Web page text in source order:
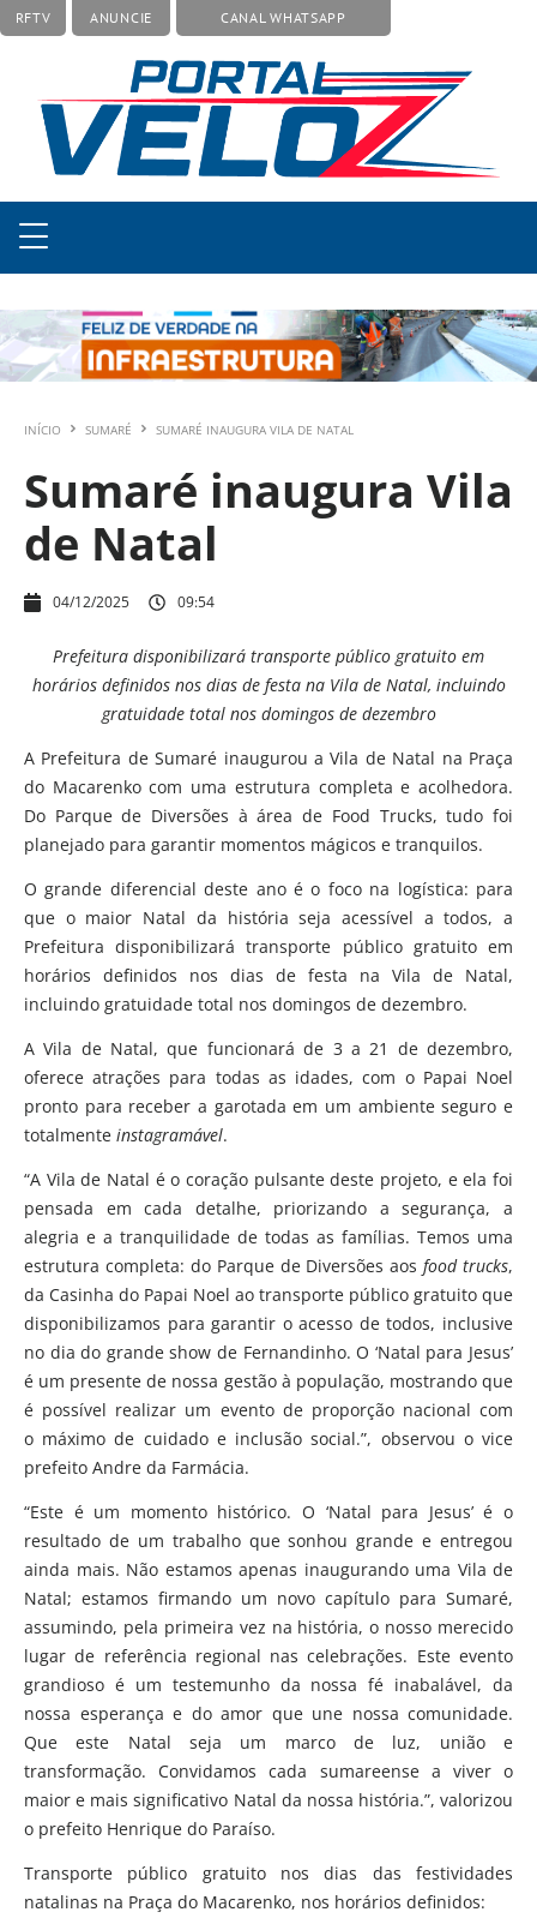
RFTV ANUNCIE CANAL WHATSAPP
INÍCIO SUMARÉ SUMARÉ INAUGURA VILA DE NATAL
Sumaré inaugura Vila
de Natal
04/12/2025 09:54
Prefeitura disponibilizará transporte público gratuito em
horários definidos nos dias de festa na Vila de Natal, incluindo
gratuidade total nos domingos de dezembro
A Prefeitura de Sumaré inaugurou a Vila de Natal na Praça
do Macarenko com uma estrutura completa e acolhedora.
Do Parque de Diversões à área de Food Trucks, tudo foi
planejado para garantir momentos mágicos e tranquilos.
O grande diferencial deste ano é o foco na logística: para
que o maior Natal da história seja acessível a todos, a
Prefeitura disponibilizará transporte público gratuito em
horários definidos nos dias de festa na Vila de Natal,
incluindo gratuidade total nos domingos de dezembro.
A Vila de Natal, que funcionará de 3 a 21 de dezembro,
oferece atrações para todas as idades, com o Papai Noel
pronto para receber a garotada em um ambiente seguro e
totalmente instagramável.
“A Vila de Natal é o coração pulsante deste projeto, e ela foi
pensada em cada detalhe, priorizando a segurança, a
alegria e a tranquilidade de todas as famílias. Temos uma
estrutura completa: do Parque de Diversões aosfood trucks,
da Casinha do Papai Noel ao transporte público gratuito que
disponibilizamos para garantir o acesso de todos, inclusive
no dia do grande show de Fernandinho. O ‘Natal para Jesus’
é um presente de nossa gestão à população, mostrando que
é possível realizar um evento de proporção nacional com
o máximo de cuidado e inclusão social.”, observou o vice
prefeito Andre da Farmácia.
“Este é um momento histórico. O ‘Natal para Jesus’ é o
resultado de um trabalho que sonhou grande e entregou
ainda mais. Não estamos apenas inaugurando uma Vila de
Natal; estamos firmando um novo capítulo para Sumaré,
assumindo, pela primeira vez na história, o nosso merecido
lugar de referência regional nas celebrações. Este evento
grandioso é um testemunho da nossa fé inabalável, da
nossa esperança e do amor que une nossa comunidade.
Que este Natal seja um marco de luz, união e
transformação. Convidamos cada sumareense a viver o
maior e mais significativo Natal da nossa história.”, valorizou
o prefeito Henrique do Paraíso.
Transporte público gratuito nos dias das festividades
natalinas na Praça do Macarenko, nos horários definidos: